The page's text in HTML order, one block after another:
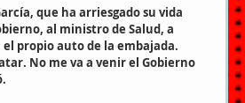
que ha arriesgado su vida
al ministro de Salud, a
propio auto de la embajada.
No me va a venir el Gobierno